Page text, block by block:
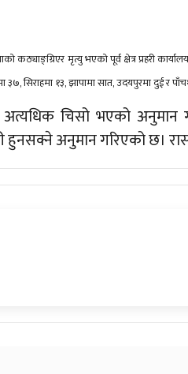
कठ्याङ्ग्रिएर मृत्यु भएको पूर्व क्षेत्र प्रहरी
३७, सिराहमा १३, झापामा सात, उदयपुरमा दुई र
अत्यधिक चिसो भएको अनुमान
हुनसक्ने अनुमान गरिएको छ।